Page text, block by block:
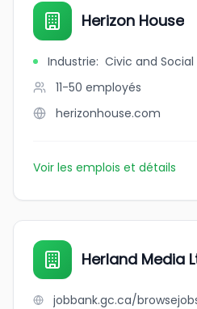
Herizon House
Industrie: Civic and
11-50 employés
herizonhouse.com
Voir les emplois et détails
Herland Media